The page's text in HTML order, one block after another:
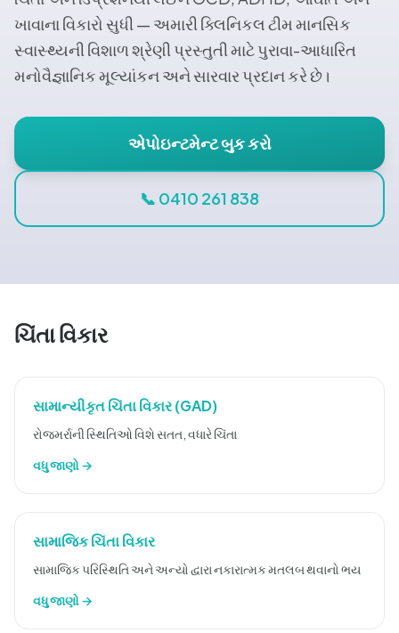
સામાન્ય પ્રશ્નો
🇮🇳
ખાવાના વિકારો સુધી — અમારી ક્લિનિકલ ટીમ માનસિક
સ્વાસ્થ્યની વિશાળ શ્રેણી પ્રસ્તુતી માટે પુરાવા-આધારિત
મનોવૈજ્ઞાનિક મૂલ્યાંકન અને સારવાર પ્રદાન કરે છે।
એપોઇન્ટમેન્ટ બુક કરો
📞 0410 261 838
ચિંતા વિકાર
સામાન્યીકૃત ચિંતા વિકાર (GAD)
રોજમર્રાની સ્થિતિઓ વિશે સતત, વધારે ચિંતા
વધુ જાણો →
સામાજિક ચિંતા વિકાર
સામાજિક પરિસ્થિતિ અને અન્યો દ્વારા નકારાત્મક મતલબ થવાનો ભય
વધુ જાણો →